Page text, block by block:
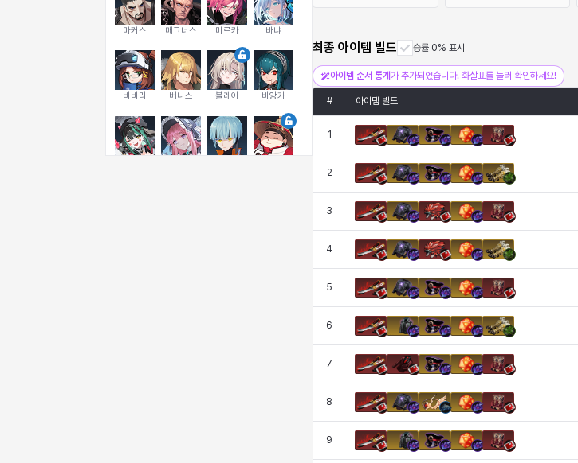
마커스 매그너스 미르카 바냐
바바라 버니스 블레어 비앙카
최종 아이템 빌드 승률 0% 표시
아이템 순서 통계 가 추가되었습니다. 화살표를 눌러 확인하세요!
# 아이템 빌드
1
2
3
4
5
6
7
8
9